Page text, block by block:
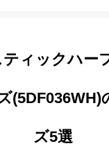
ィックハー
(5DF036WH)
ズ5選